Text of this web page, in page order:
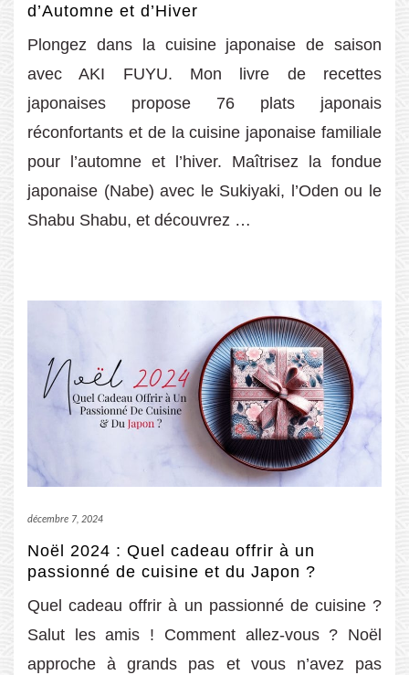
d’Automne et d’Hiver
Plongez dans la cuisine japonaise de saison
avec AKI FUYU. Mon livre de recettes
japonaises propose 76 plats japonais
réconfortants et de la cuisine japonaise familiale
pour l’automne et l’hiver. Maîtrisez la fondue
japonaise (Nabe) avec le Sukiyaki, l’Oden ou le
Shabu Shabu, et découvrez …
décembre 7, 2024
Noël 2024 : Quel cadeau offrir à un
passionné de cuisine et du Japon ?
Quel cadeau offrir à un passionné de cuisine ?
Salut les amis ! Comment allez-vous ? Noël
approche à grands pas et vous n’avez pas